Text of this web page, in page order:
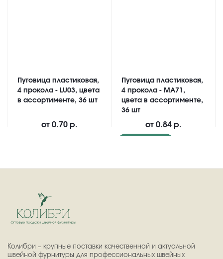
Пуговица пластиковая,
4 прокола - LU03, цвета
в ассортименте, 36 шт
от 0.70 р.
Пуговица пластиковая,
4 прокола - MA71,
цвета в ассортименте,
36 шт
от 0.84 р.
Колибри – крупные поставки качественной и актуальной
швейной фурнитуры для профессиональных швейных